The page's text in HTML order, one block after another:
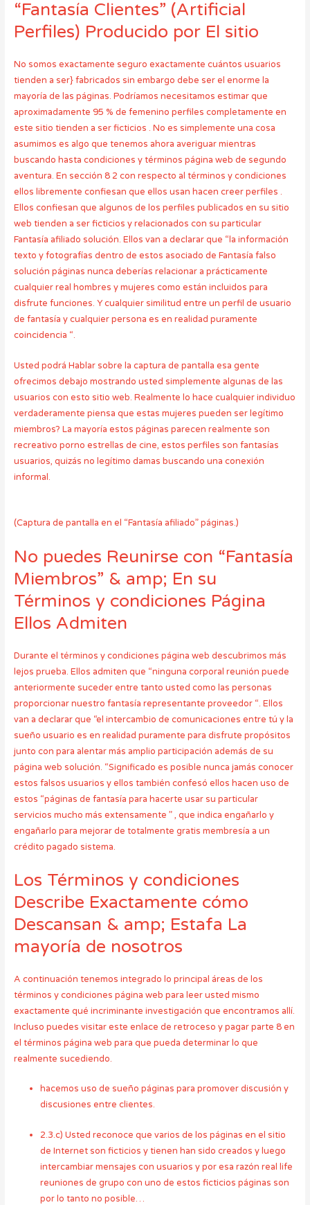
“Fantasía Clientes” (Artificial
Perfiles) Producido por El sitio
No somos exactamente seguro exactamente cuántos usuarios
tienden a ser} fabricados sin embargo debe ser el enorme la
mayoría de las páginas. Podríamos necesitamos estimar que
aproximadamente 95 % de femenino perfiles completamente en
este sitio tienden a ser ficticios . No es simplemente una cosa
asumimos es algo que tenemos ahora averiguar mientras
buscando hasta condiciones y términos página web de segundo
aventura. En sección 8 2 con respecto al términos y condiciones
ellos libremente confiesan que ellos usan hacen creer perfiles .
Ellos confiesan que algunos de los perfiles publicados en su sitio
web tienden a ser ficticios y relacionados con su particular
Fantasía afiliado solución. Ellos van a declarar que “la información
texto y fotografías dentro de estos asociado de Fantasía falso
solución páginas nunca deberías relacionar a prácticamente
cualquier real hombres y mujeres como están incluidos para
disfrute funciones. Y cualquier similitud entre un perfil de usuario
de fantasía y cualquier persona es en realidad puramente
coincidencia “.
Usted podrá Hablar sobre la captura de pantalla esa gente
ofrecimos debajo mostrando usted simplemente algunas de las
usuarios con esto sitio web. Realmente lo hace cualquier individuo
verdaderamente piensa que estas mujeres pueden ser legítimo
miembros? La mayoría estos páginas parecen realmente son
recreativo porno estrellas de cine, estos perfiles son fantasías
usuarios, quizás no legítimo damas buscando una conexión
informal.
(Captura de pantalla en el “Fantasía afiliado” páginas.)
No puedes Reunirse con “Fantasía
Miembros” & amp; En su
Términos y condiciones Página
Ellos Admiten
Durante el términos y condiciones página web descubrimos más
lejos prueba. Ellos admiten que “ninguna corporal reunión puede
anteriormente suceder entre tanto usted como las personas
proporcionar nuestro fantasía representante proveedor “. Ellos
van a declarar que “el intercambio de comunicaciones entre tú y la
sueño usuario es en realidad puramente para disfrute propósitos
junto con para alentar más amplio participación además de su
página web solución. “Significado es posible nunca jamás conocer
estos falsos usuarios y ellos también confesó ellos hacen uso de
estos “páginas de fantasía para hacerte usar su particular
servicios mucho más extensamente ” , que indica engañarlo y
engañarlo para mejorar de totalmente gratis membresía a un
crédito pagado sistema.
Los Términos y condiciones
Describe Exactamente cómo
Descansan & amp; Estafa La
mayoría de nosotros
A continuación tenemos integrado lo principal áreas de los
términos y condiciones página web para leer usted mismo
exactamente qué incriminante investigación que encontramos allí.
Incluso puedes visitar este enlace de retroceso y pagar parte 8 en
el términos página web para que pueda determinar lo que
realmente sucediendo.
hacemos uso de sueño páginas para promover discusión y
discusiones entre clientes.
2.3.c) Usted reconoce que varios de los páginas en el sitio
de Internet son ficticios y tienen han sido creados y luego
intercambiar mensajes con usuarios y por esa razón real life
reuniones de grupo con uno de estos ficticios páginas son
por lo tanto no posible…